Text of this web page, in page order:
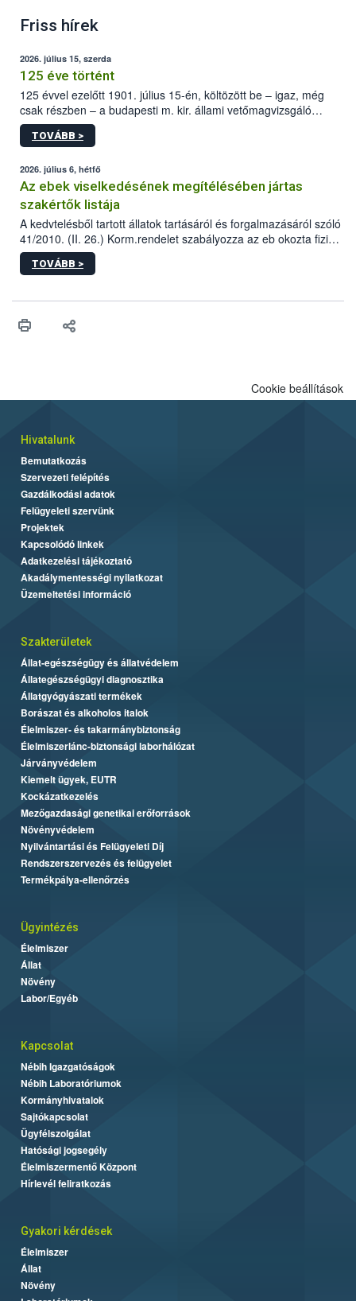
Friss hírek
2026. július 15, szerda
125 éve történt
125 évvel ezelőtt 1901. július 15-én, költözött be – igaz, még
csak részben – a budapesti m. kir. állami vetőmagvizsgáló
állomás a Kis Rókus utca 15. szám alatti, Czigler Győző által
tervezett új épületébe.
TOVÁBB >
2026. július 6, hétfő
Az ebek viselkedésének megítélésében jártas
szakértők listája
A kedvtelésből tartott állatok tartásáról és forgalmazásáról szóló
41/2010. (II. 26.) Korm.rendelet szabályozza az eb okozta fizikai
sérülés, illetve ennek veszélye keletkezésekor felmerülő
hatósági feladatokat, valamint a veszélyes eb tartását és annak
vonni az ebek viselkedésének megítélésében jártas szakértőt.
TOVÁBB >
Cookie beállítások
Hivatalunk
Bemutatkozás
Szervezeti felépítés
Gazdálkodási adatok
Felügyeleti szervünk
Projektek
Kapcsolódó linkek
Adatkezelési tájékoztató
Akadálymentességi nyilatkozat
Üzemeltetési információ
Szakterületek
Állat-egészségügy és állatvédelem
Állategészségügyi diagnosztika
Állatgyógyászati termékek
Borászat és alkoholos italok
Élelmiszer- és takarmánybiztonság
Élelmiszerlánc-biztonsági laborhálózat
Járványvédelem
Kiemelt ügyek, EUTR
Kockázatkezelés
Mezőgazdasági genetikai erőforrások
Növényvédelem
Nyilvántartási és Felügyeleti Díj
Rendszerszervezés és felügyelet
Termékpálya-ellenőrzés
Ügyintézés
Élelmiszer
Állat
Növény
Labor/Egyéb
Kapcsolat
Nébih Igazgatóságok
Nébih Laboratóriumok
Kormányhivatalok
Sajtókapcsolat
Ügyfélszolgálat
Hatósági jogsegély
Élelmiszermentő Központ
Hírlevél feliratkozás
Gyakori kérdések
Élelmiszer
Állat
Növény